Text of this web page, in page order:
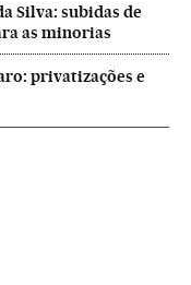
Silva: subidas de
as minorias
privatizações e